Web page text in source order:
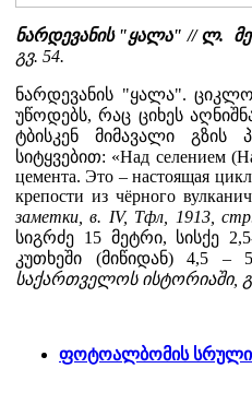
ნარდევანის "ყალა" // ლ.
გვ. 54.
ნარდევანის "ყალა".
უწოდებს, რაც ციხეს
ტბისკენ მიმავალი გზის
სიტყვებით: «Над селением
цемента. Это – настоящая
крепости из чёрного
заметки, в. IV, Тфл, 1913,
სიგრძე 15 მეტრი, სისქე
კუთხეში (მიწიდან) 4,5 –
საქართველოს ისტორიაში,
ფოტოალბომის სრული